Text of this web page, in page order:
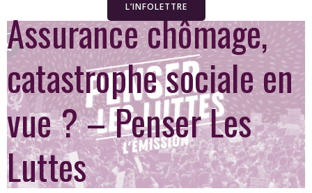
L’INFOLETTRE
Assurance chômage,
catastrophe sociale en
vue ? – Penser Les
Luttes